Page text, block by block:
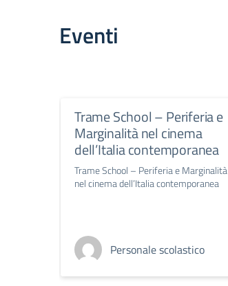
Eventi
Trame School – Periferia e
Marginalità nel cinema
dell’Italia contemporanea
Trame School – Periferia e Marginalità
nel cinema dell’Italia contemporanea
Personale scolastico